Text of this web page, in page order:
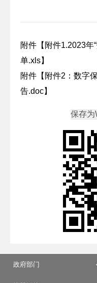
附件【 附件1.2023年
单.xls】
附件【 附件2：数字
告.doc】
政府部门